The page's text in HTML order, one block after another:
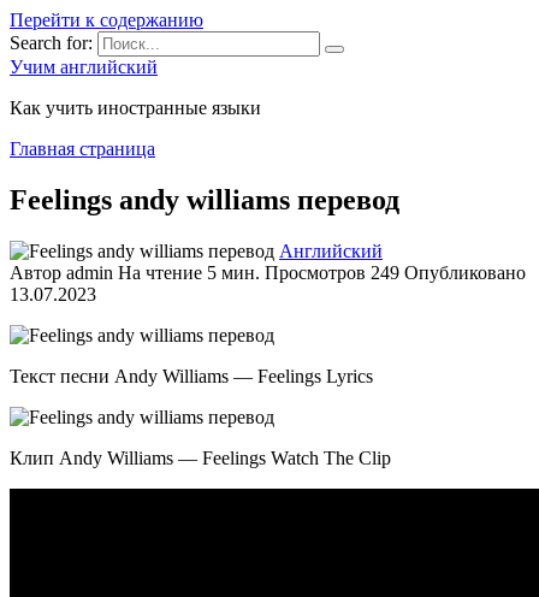
Перейти к содержанию
Search for:
Учим английский
Как учить иностранные языки
Главная страница
Feelings andy williams перевод
Английский
Автор admin На чтение 5 мин. Просмотров 249 Опубликовано
13.07.2023
Текст песни Andy Williams — Feelings Lyrics
Клип Andy Williams — Feelings Watch The Clip